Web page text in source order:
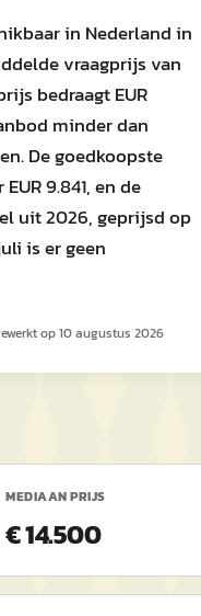
in Nederland in
vraagprijs van
bedraagt EUR
minder dan
De goedkoopste
9.841, en de
uit 2026, geprijsd op
is er geen
op10 augustus 2026
MEDIAAN PRIJS
€ 14.500